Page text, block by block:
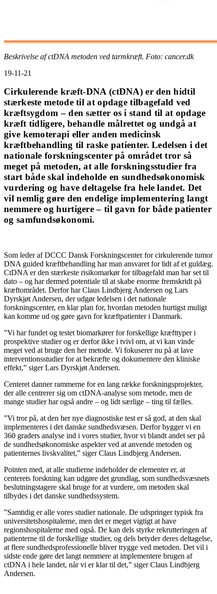
Beskrivelse af ctDNA metoden ved tarmkræft. Foto: cancer.dk
19-11-21
Cirkulerende kræft-DNA (ctDNA) er den hidtil
stærkeste metode til at opdage tilbagefald ved
kræftsygdom – den sætter os i stand til at opdage
kræft tidligere, behandle målrettet og undgå at
give kemoterapi eller anden medicinsk
kræftbehandling til raske patienter. Ledelsen i det
nationale forskningscenter på området tror så
meget på metoden, at alle forskningsstudier fra
start både skal indeholde en sundhedsøkonomisk
vurdering og have deltagelse fra hele landet. Det
vil nemlig gøre den endelige implementering langt
nemmere og hurtigere – til gavn for både patienter
og samfundsøkonomi.
Som leder af DCCC Dansk Forskningscenter for cirkulerende tumor
DNA guided kræftbehandling har man ansvaret for lidt af et guldæg.
CtDNA er den stærkeste risikomarkør for tilbagefald man har set til
dato – og har dermed potentiale til at skabe enorme fremskridt på
kræftområdet. Derfor har Claus Lindbjerg Andersen og Lars
Dyrskjøt Andersen, der udgør ledelsen i det nationale
forskningscenter, en klar plan for, hvordan metoden hurtigst muligt
kan komme ud og gøre gavn for kræftpatienter i Danmark.
”Vi har fundet og testet biomarkører for forskellige kræfttyper i
prospektive studier og er derfor ikke i tvivl om, at vi kan vinde
meget ved at bruge den her metode. Vi fokuserer nu på at lave
interventionsstudier for at bekræfte og dokumentere den kliniske
effekt,” siger Lars Dyrskjøt Andersen.
Centeret danner rammerne for en lang række forskningsprojekter,
der alle centrerer sig om ctDNA-analyse som metode, men de
mange studier har også andre – og lidt særlige – ting til fælles.
”Vi tror på, at den her nye diagnostiske test er så god, at den skal
implementeres i det danske sundhedsvæsen. Derfor bygger vi en
360 graders analyse ind i vores studier, hvor vi blandt andet ser på
de sundhedsøkonomiske aspekter ved at anvende metoden og
patienternes livskvalitet,” siger Claus Lindbjerg Andersen.
Pointen med, at alle studierne indeholder de elementer er, at
centerets forskning kan udgøre det grundlag, som sundhedsvæsnets
beslutningstagere skal bruge for at vurdere, om metoden skal
tilbydes i det danske sundhedssystem.
”Samtidig er alle vores studier nationale. De udspringer typisk fra
universitetshospitalerne, men det er meget vigtigt at have
regionshospitalerne med også. De kan dels styrke rekrutteringen af
patienterne til de forskellige studier, og dels betyder deres deltagelse,
at flere sundhedsprofessionelle bliver trygge ved metoden. Det vil i
sidste ende gøre det langt nemmere at implementere brugen af
ctDNA i hele landet, når vi er klar til det,” siger Claus Lindbjerg
Andersen.